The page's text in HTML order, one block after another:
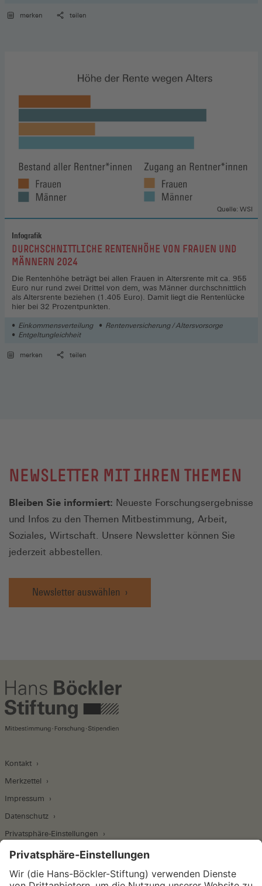
merken teilen
Infografik
:DURCHSCHNITTLICHE RENTENHÖHE VON FRAUEN UND
MÄNNERN 2024
Die Rentenhöhe beträgt bei allen Frauen in Altersrente mit ca. 955
Euro nur rund zwei Drittel von dem, was Männer durchschnittlich
als Altersrente beziehen (1.405 Euro). Damit liegt die Rentenlücke
hier bei 32 Prozentpunkten.
Quelle: WSI
Einkommensverteilung
Rentenversicherung / Altersvorsorge
Entgeltungleichheit
merken teilen
NEWSLETTER MIT IHREN THEMEN
Bleiben Sie informiert: Neueste Forschungsergebnisse
und Infos zu den Themen Mitbestimmung, Arbeit,
Soziales, Wirtschaft. Unsere Newsletter können Sie
jederzeit abbestellen.
Newsletter auswählen
Kontakt
Merkzettel
Impressum
Datenschutz
Privatsphäre-Einstellungen
Wirtschafts- und Sozialwissenschaftliches Institut